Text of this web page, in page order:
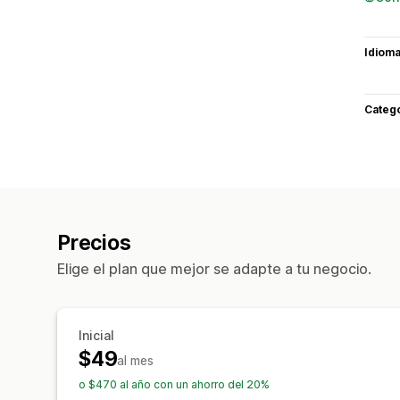
Precios
Elige el plan que mejor se adapte a tu negocio.
Inicial
$49al mes
o $470 al año con un ahorro del 20%